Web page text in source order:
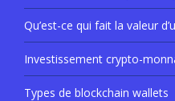
Qu’est-ce qui fait la valeur
Investissement crypto-
Types de blockchain wallets